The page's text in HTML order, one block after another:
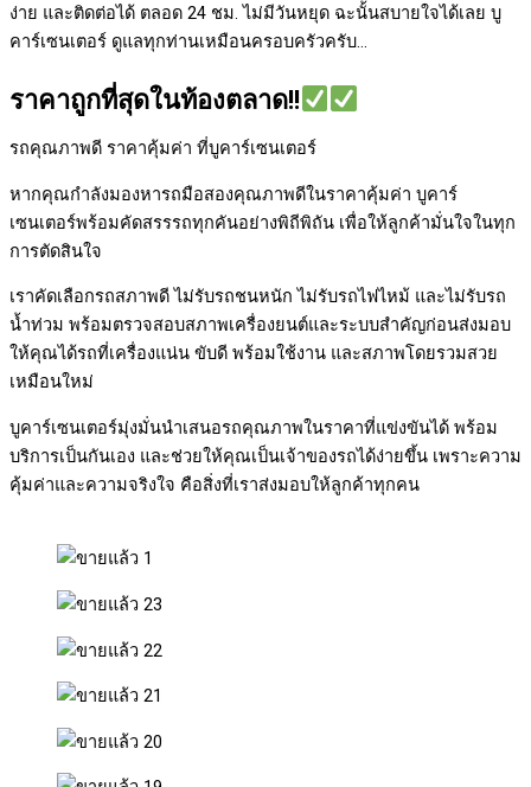
ง่าย และติดต่อได้ ตลอด 24 ชม. ไม่มีวันหยุด ฉะนั้นสบายใจได้เลย บู
คาร์เซนเตอร์ ดูแลทุกท่านเหมือนครอบครัวครับ…
ราคาถูกที่สุดในท้องตลาด!!
รถคุณภาพดี ราคาคุ้มค่า ที่บูคาร์เซนเตอร์
หากคุณกำลังมองหารถมือสองคุณภาพดีในราคาคุ้มค่า บูคาร์
เซนเตอร์พร้อมคัดสรรรถทุกคันอย่างพิถีพิถัน เพื่อให้ลูกค้ามั่นใจในทุก
การตัดสินใจ
เราคัดเลือกรถสภาพดี ไม่รับรถชนหนัก ไม่รับรถไฟไหม้ และไม่รับรถ
น้ำท่วม พร้อมตรวจสอบสภาพเครื่องยนต์และระบบสำคัญก่อนส่งมอบ
ให้คุณได้รถที่เครื่องแน่น ขับดี พร้อมใช้งาน และสภาพโดยรวมสวย
เหมือนใหม่
บูคาร์เซนเตอร์มุ่งมั่นนำเสนอรถคุณภาพในราคาที่แข่งขันได้ พร้อม
บริการเป็นกันเอง และช่วยให้คุณเป็นเจ้าของรถได้ง่ายขึ้น เพราะความ
คุ้มค่าและความจริงใจ คือสิ่งที่เราส่งมอบให้ลูกค้าทุกคน